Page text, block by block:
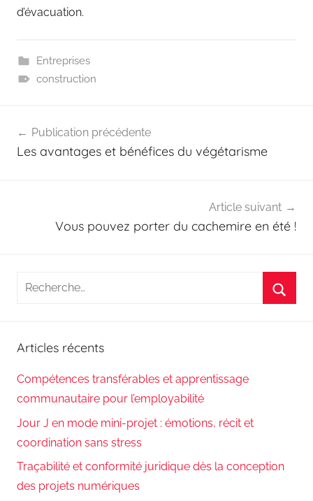
d’évacuation.
Entreprises
construction
de
Publication précédente
Les avantages et bénéfices du végétarisme
Article suivant
Vous pouvez porter du cachemire en été !
Recherche
Articles récents
Compétences transférables et apprentissage
communautaire pour l’employabilité
Jour J en mode mini-projet : émotions, récit et
coordination sans stress
Traçabilité et conformité juridique dès la conception
des projets numériques